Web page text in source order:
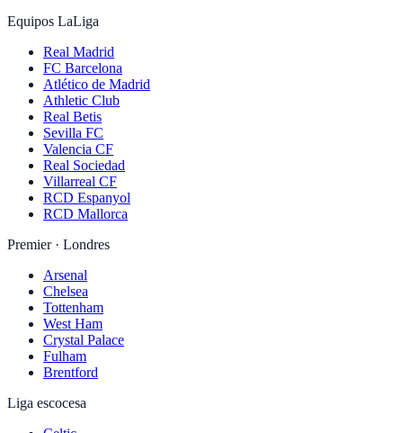
Equipos LaLiga
Real Madrid
FC Barcelona
Atlético de Madrid
Athletic Club
Real Betis
Sevilla FC
Valencia CF
Real Sociedad
Villarreal CF
RCD Espanyol
RCD Mallorca
Premier · Londres
Arsenal
Chelsea
Tottenham
West Ham
Crystal Palace
Fulham
Brentford
Liga escocesa